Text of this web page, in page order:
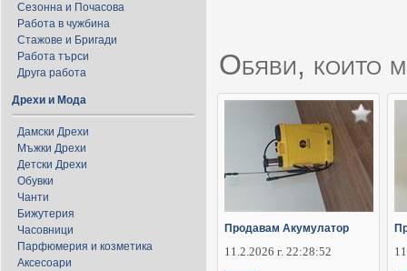
Сезонна и Почасова
Работа в чужбина
Стажове и Бригади
Работа търси
Друга работа
Дрехи и Мода
Дамски Дрехи
Мъжки Дрехи
Детски Дрехи
Обувки
Чанти
Бижутерия
Часовници
Парфюмерия и козметика
Аксесоари
Обяви, които
Продавам Акумулатор
11.2.2026 г. 22:28:52